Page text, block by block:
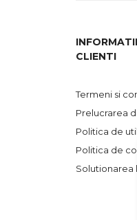
CLIENTI
Termeni si
Prelucrarea
Politica de
Politica de
Solutionarea